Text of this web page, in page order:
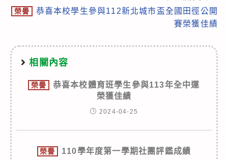
articles
榮譽
恭喜本校學生參與112新北城市盃全國田徑公開
賽榮獲佳績
相關內容
榮譽
恭喜本校體育班學生參與113年全中運
榮獲佳績
2024-04-25
榮譽 110學年度第一學期社團評鑑成績